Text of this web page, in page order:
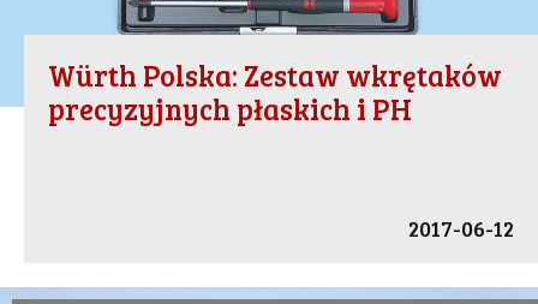
Würth Polska: Zestaw wkrętaków
precyzyjnych płaskich i PH
2017-06-12